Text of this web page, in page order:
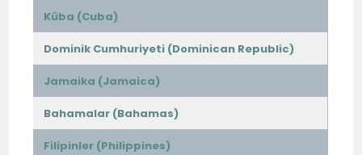
Küba (Cuba)
Dominik Cumhuriyeti (Dominican Republic)
Jamaika (Jamaica)
Bahamalar (Bahamas)
Filipinler (Philippines)